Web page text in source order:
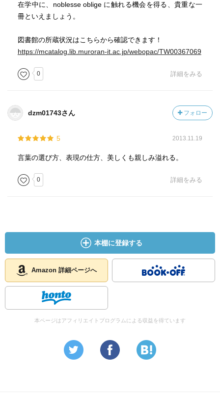
在学中に、noblesse oblige に触れる機会を得る、貴重な一
冊といえましょう。
図書館の所蔵状況はこちらから確認できます！
https://mcatalog.lib.muroran-it.ac.jp/webopac/TW00367069
0 詳細をみる
dzm01743さん フォロー
5 2013.11.19
言葉の選び方、表現の仕方、美しくも親しみ溢れる。
0 詳細をみる
本棚に登録する
Amazon 詳細ページへ
本ページはアフィリエイトプログラムによる収益を得ています